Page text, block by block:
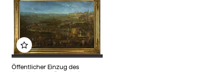
Öffentlicher Einzug des
Zu meinem Album hinzufügen